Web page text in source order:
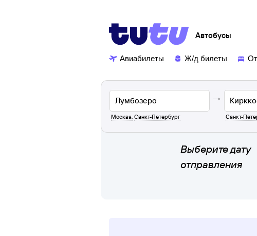
Автобусы
Авиабилеты Ж/д билеты
Москва, Санкт-Петербург Санкт-
Выберите дату
отправления